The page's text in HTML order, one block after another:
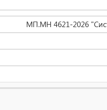
МП.МН 4621-2026